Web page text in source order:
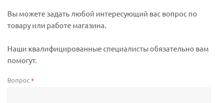
Вы можете задать любой интересующий вас вопрос по
товару или работе магазина.
Наши квалифицированные специалисты обязательно вам
помогут.
Вопрос*